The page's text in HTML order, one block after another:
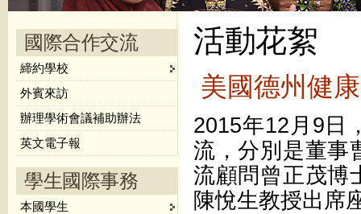
活動花絮
美國德州健
2015年12月9日
流，分別是董事
流顧問曾正茂博
陳悅生教授出席
國際合作交流
締約學校
外賓來訪
辦理學術會議補助辦法
英文電子報
學生國際事務
本國學生